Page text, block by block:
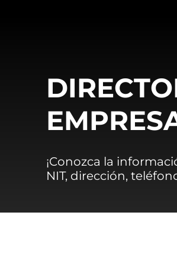
¡Conozca la
NIT, dirección,